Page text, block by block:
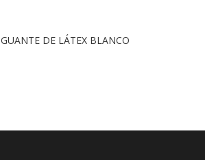
GUANTE DE LÁTEX BLANCO